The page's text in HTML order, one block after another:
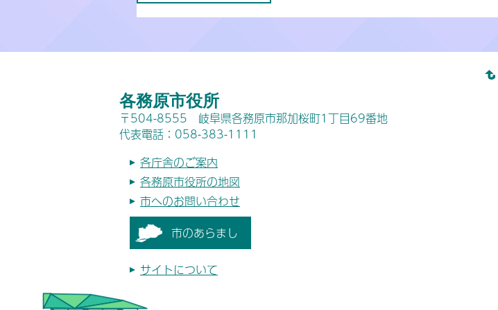
各務原市役所
〒504-8555 岐阜県各務原市那加桜町1丁目69番地
代表電話：058-383-1111
各庁舎のご案内
各務原市役所の地図
市へのお問い合わせ
市のあらまし
サイトについて